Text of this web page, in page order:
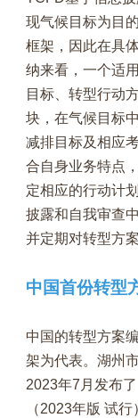
现气候目标为目
框架，因此在具
纳来看，一个适
目标、转型行动
块，在气候目标
减排目标及相应
合自身业务特点
定相应的行动计
披露和自我审查
并定期对转型方
中国首份转型
中国的转型方案
架为代表。湖州
2023年7月发布
（2023年版 试